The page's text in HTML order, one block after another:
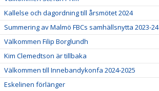
Kallelse och dagordning till årsmötet 2024
Summering av Malmö FBCs samhällsnytta 2023-24
Välkommen Filip Borglundh
Kim Clemedtson är tillbaka
Välkommen till Innebandykonfa 2024-2025
Eskelinen förlänger